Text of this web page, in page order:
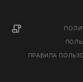
ПРАВИЛА